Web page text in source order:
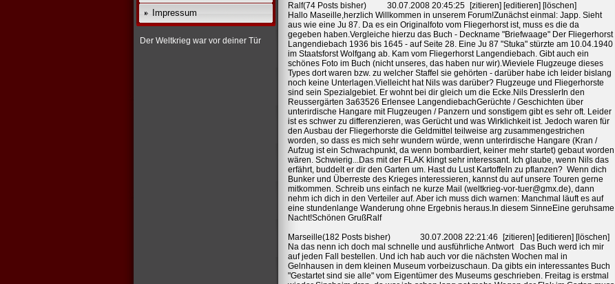
Impressum
Der Weltkrieg war vor deiner Tür
Ralf(74 Posts bisher)
30.07.2008 20:45:25
[zitieren] [editieren] [löschen]
Hallo Maseille,herzlich Willkommen in unserem Forum!Zunächst einmal: Japp. Sieht
aus wie eine Ju 87. Da es ein Originalfoto vom Fliegerhorst ist, muss es die da
gegeben haben.Vergleiche hierzu das Buch - Deckname "Briefwaage" Der Fliegerhorst
Langendiebach 1936 bis 1645 - auf Seite 28. Eine Ju 87 "Stuka" stürzte am 10.04.1940
im Staatsforst Wolfgang ab. Kam vom Fliegerhorst Langendiebach. Gibt auch ein
schönes Foto im Buch (nicht unseres, das haben nur wir).Wieviele Flugzeuge dieses
Types dort waren bzw. zu welcher Staffel sie gehörten - darüber habe ich leider bislang
noch keine Unterlagen.Vielleicht hat Nils was darüber? Flugzeuge und Fliegerhorste
sind sein Spezialgebiet. Er wohnt bei dir gleich um die Ecke.Nils DresslerIn den
Reussergärten 3a63526 Erlensee LangendiebachGerüchte / Geschichten über
unterirdische Hangare mit Flugzeugen / Panzern und sonstigem gibt es sehr oft. Leider
ist es schwer zu differenzieren, was Gerücht und was Wirklichkeit ist. Jedoch waren für
den Ausbau der Fliegerhorste die Geldmittel teilweise arg zusammengestrichen
worden, so dass es mich sehr wundern würde, wenn unterirdische Hangare (Kran /
Aufzug ist ein Schwachpunkt, da wenn bombardiert, keiner mehr startet) gebaut worden
wären. Schwierig...Das mit der FLAK klingt sehr interessant. Ich glaube, wenn Nils das
erfährt, buddelt er dir den Garten um. Hast du Lust Kartoffeln zu pflanzen? Wenn dich
Bunker und Überreste des Krieges interessieren, kannst du auf unsere Touren gerne
mitkommen. Schreib uns einfach ne kurze Mail (weltkrieg-vor-tuer@gmx.de), dann
nehm ich dich in den Verteiler auf. Aber ich muss dich warnen: Manchmal läuft es auf
eine stundenlange Wanderung ohne Ergebnis heraus.In diesem SinneEine geruhsame
Nacht!Schönen GrußRalf
Marseille(182 Posts bisher)
30.07.2008 22:21:46
[zitieren] [editieren] [löschen]
Na das nenn ich doch mal schnelle und ausführliche Antwort Das Buch werd ich mir
auf jeden Fall bestellen. Und ich hab auch vor die nächsten Wochen mal in
Gelnhausen in dem kleinen Museum vorbeizuschaun. Da gibts ein interessantes Buch
"Gestartet sind sie alle" vom Eigentümer des Museums geschrieben. Freitag is erstmal